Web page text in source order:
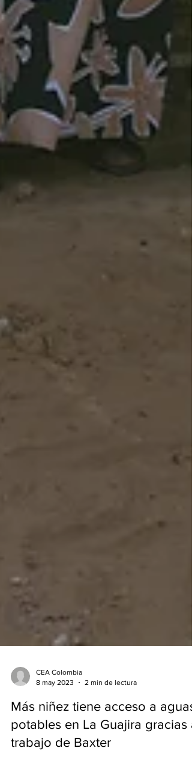
8 may 2023
2 min de lectura
Más niñez tiene acceso a aguas
potables en La Guajira gracias